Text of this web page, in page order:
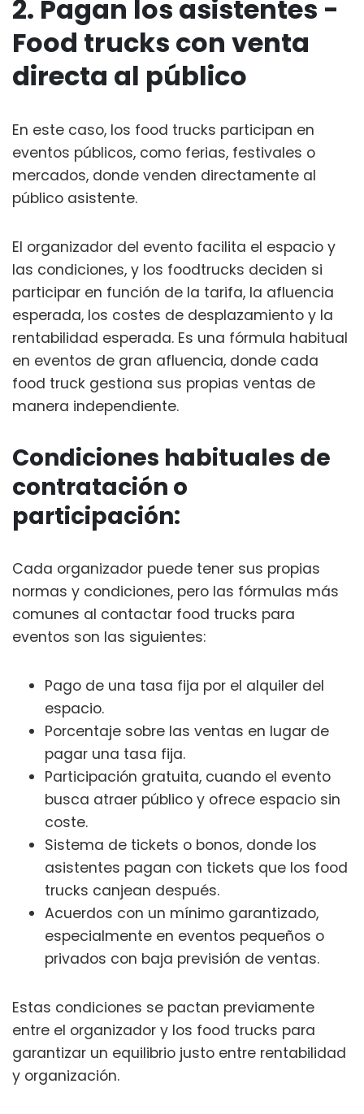
2. Pagan los asistentes -
Food trucks con venta
directa al público
En este caso, los food trucks participan en
eventos públicos, como ferias, festivales o
mercados, donde venden directamente al
público asistente.
El organizador del evento facilita el espacio y
las condiciones, y los foodtrucks deciden si
participar en función de la tarifa, la afluencia
esperada, los costes de desplazamiento y la
rentabilidad esperada. Es una fórmula habitual
en eventos de gran afluencia, donde cada
food truck gestiona sus propias ventas de
manera independiente.
Condiciones habituales de
contratación o
participación:
Cada organizador puede tener sus propias
normas y condiciones, pero las fórmulas más
comunes al contactar food trucks para
eventos son las siguientes:
Pago de una tasa fija por el alquiler del
espacio.
Porcentaje sobre las ventas en lugar de
pagar una tasa fija.
Participación gratuita, cuando el evento
busca atraer público y ofrece espacio sin
coste.
Sistema de tickets o bonos, donde los
asistentes pagan con tickets que los food
trucks canjean después.
Acuerdos con un mínimo garantizado,
especialmente en eventos pequeños o
privados con baja previsión de ventas.
Estas condiciones se pactan previamente
entre el organizador y los food trucks para
garantizar un equilibrio justo entre rentabilidad
y organización.